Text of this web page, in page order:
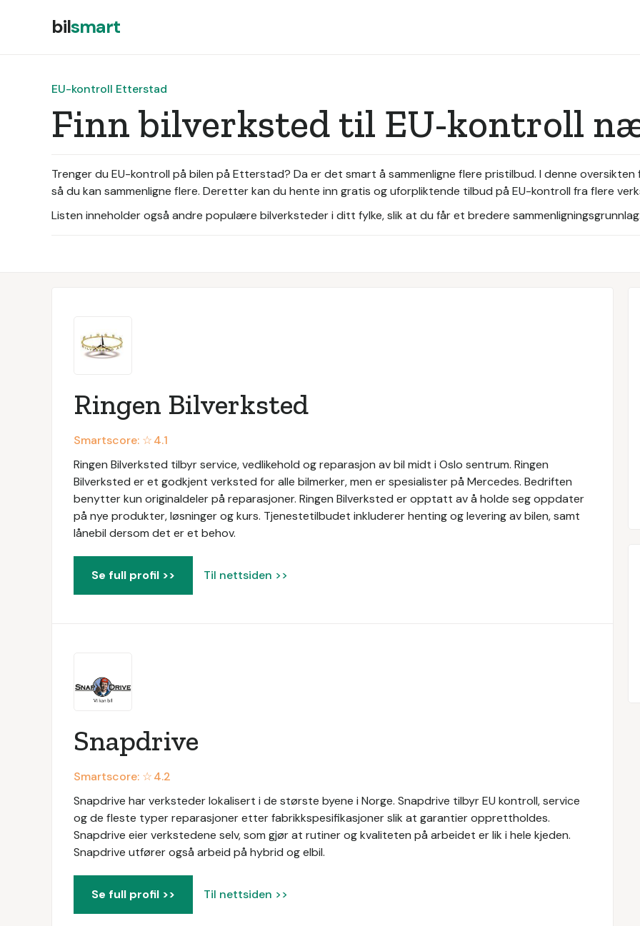
bilsmart
EU-kontroll Etterstad
Finn bilverksted til EU-kontroll
Trenger du EU-kontroll på bilen på Etterstad? Da er det smart å sammenligne flere pristilbud. I denne
så du kan sammenligne flere. Deretter kan du hente inn gratis og uforpliktende tilbud på EU-kontroll fra flere
Listen inneholder også andre populære bilverksteder i ditt fylke, slik at du får et bredere sammenligningsgrunnlag.
Ringen Bilverksted
Smartscore: ☆4.1
Ringen Bilverksted tilbyr service, vedlikehold og reparasjon av bil midt i Oslo sentrum. Ringen
Bilverksted er et godkjent verksted for alle bilmerker, men er spesialister på Mercedes. Bedriften
benytter kun originaldeler på reparasjoner. Ringen Bilverksted er opptatt av å holde seg oppdater
på nye produkter, løsninger og kurs. Tjenestetilbudet inkluderer henting og levering av bilen, samt
lånebil dersom det er et behov.
Se full profil >> Til nettsiden >>
Snapdrive
Smartscore: ☆4.2
Snapdrive har verksteder lokalisert i de største byene i Norge. Snapdrive tilbyr EU kontroll, service
og de fleste typer reparasjoner etter fabrikkspesifikasjoner slik at garantier opprettholdes.
Snapdrive eier verkstedene selv, som gjør at rutiner og kvaliteten på arbeidet er lik i hele kjeden.
Snapdrive utfører også arbeid på hybrid og elbil.
Se full profil >> Til nettsiden >>